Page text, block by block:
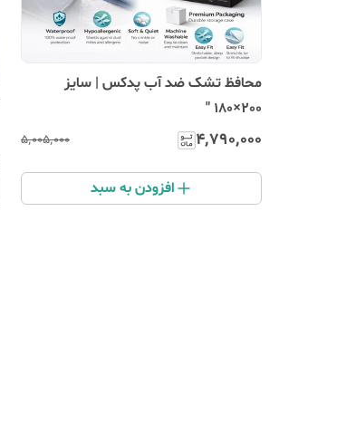
محافظ تشک ضد آب پدکس | سایز
200×180 "
۴٬۷۹۰٬۰۰۰ ۵٬۰۰۵٬۰۰۰
افزودن به سبد